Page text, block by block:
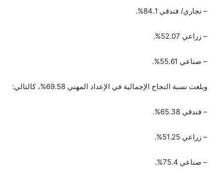
– تجاري/ فندقي 84.1%.
– زراعي 52.07%.
– صناعي 55.61%.
وبلغت نسبة النجاح الإجمالية في الإعداد المهني 69.58%، كالتالي:
– فندقي 65.38%.
– زراعي 51.25%.
– صناعي 75.4%.